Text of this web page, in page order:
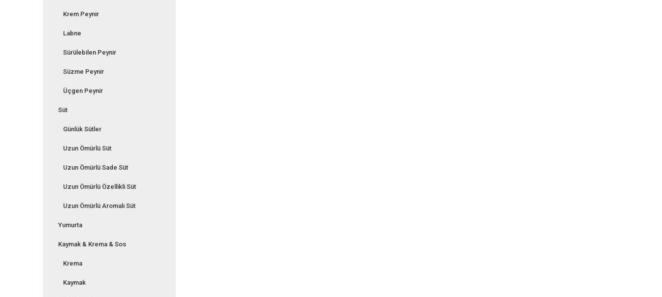
Krem Peynir
Labne
Sürülebilen Peynir
Süzme Peynir
Üçgen Peynir
Süt
Günlük Sütler
Uzun Ömürlü Süt
Uzun Ömürlü Sade Süt
Uzun Ömürlü Özellikli Süt
Uzun Ömürlü Aromalı Süt
Yumurta
Kaymak & Krema & Sos
Krema
Kaymak